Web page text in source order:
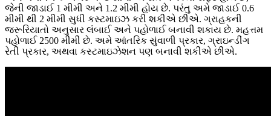
જેની જાડાઈ 1 મીમી અને 1.2 મીમી હોય છે. પરંતુ અમે જાડાઈ 0.6
મીમી થી 2 મીમી સુધી કસ્ટમાઇઝ કરી શકીએ છીએ. ગ્રાહકની
જરૂરિયાતો અનુસાર લંબાઈ અને પહોળાઈ બનાવી શકાય છે. મહત્તમ
પહોળાઈ 2500 મીમી છે. અમે આંતરિક સુંવાળી પ્રકાર, ગ્રાઇન્ડીંગ
રેતી પ્રકાર, અથવા કસ્ટમાઇઝેશન પણ બનાવી શકીએ છીએ.